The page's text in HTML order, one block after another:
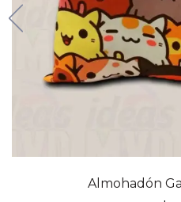
Almohadón